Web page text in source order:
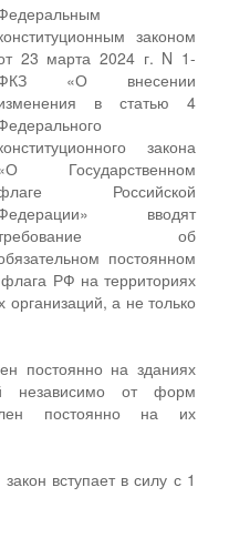
законом
23 марта 2024 г. N 1-
«О внесении
в статью 4
закона
Государственном
Российской
вводят
об
постоянном
РФ на территориях
организаций, а не только
постоянно на зданиях
независимо от форм
постоянно на их
вступает в силу с 1